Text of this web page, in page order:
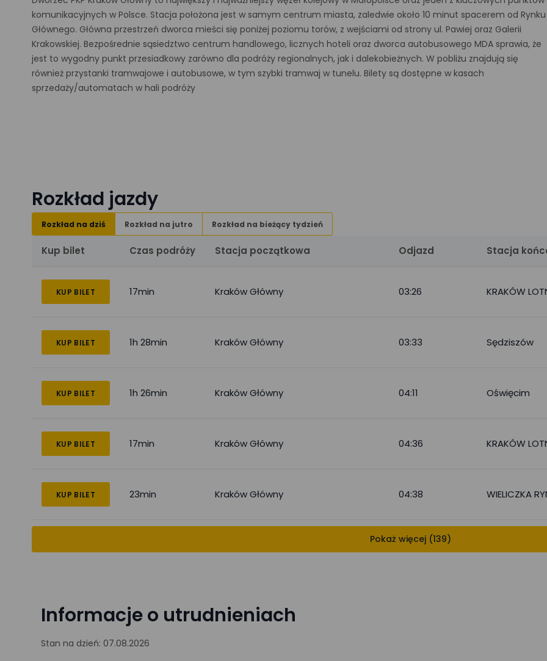
komunikacyjnych w Polsce. Stacja położona jest w samym centrum miasta, zaledwie około 10 minut spacerem od Rynku
Głównego. Główna przestrzeń dworca mieści się poniżej poziomu torów, z wejściami od strony ul. Pawiej oraz Galerii
Krakowskiej. Bezpośrednie sąsiedztwo centrum handlowego, licznych hoteli oraz dworca autobusowego MDA sprawia, że
jest to wygodny punkt przesiadkowy zarówno dla podróży regionalnych, jak i dalekobieżnych. W pobliżu znajdują się
również przystanki tramwajowe i autobusowe, w tym szybki tramwaj w tunelu. Bilety są dostępne w kasach
sprzedaży/automatach w hali podróży
Rozkład jazdy
Rozkład na dziś Rozkład na jutro Rozkład na bieżący tydzień
Kup bilet Czas podróży Stacja początkowa Odjazd Stacja
KUP BILET 17min Kraków Główny 03:26 KRAKÓW
KUP BILET 1h 28min Kraków Główny 03:33 Sędziszów
KUP BILET 1h 26min Kraków Główny 04:11 Oświęcim
KUP BILET 17min Kraków Główny 04:36 KRAKÓW
KUP BILET 23min Kraków Główny 04:38 WIELICZKA
Pokaż więcej (139)
Informacje o utrudnieniach
Stan na dzień: 07.08.2026